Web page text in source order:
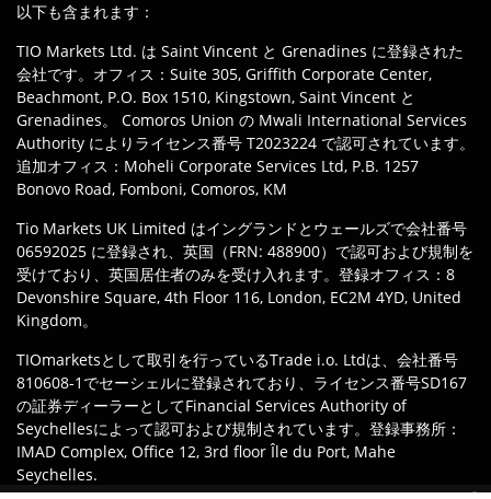
以下も含まれます：
TIO Markets Ltd. は Saint Vincent と Grenadines に登録された
会社です。オフィス：Suite 305, Griffith Corporate Center,
Beachmont, P.O. Box 1510, Kingstown, Saint Vincent と
Grenadines。 Comoros Union の Mwali International Services
Authority によりライセンス番号 T2023224 で認可されています。
追加オフィス：Moheli Corporate Services Ltd, P.B. 1257
Bonovo Road, Fomboni, Comoros, KM
Tio Markets UK Limited はイングランドとウェールズで会社番号
06592025 に登録され、英国（FRN: 488900）で認可および規制を
受けており、英国居住者のみを受け入れます。登録オフィス：8
Devonshire Square, 4th Floor 116, London, EC2M 4YD, United
Kingdom。
TIOmarketsとして取引を行っているTrade i.o. Ltdは、会社番号
810608-1でセーシェルに登録されており、ライセンス番号SD167
の証券ディーラーとしてFinancial Services Authority of
Seychellesによって認可および規制されています。登録事務所：
IMAD Complex, Office 12, 3rd floor Île du Port, Mahe
Seychelles.